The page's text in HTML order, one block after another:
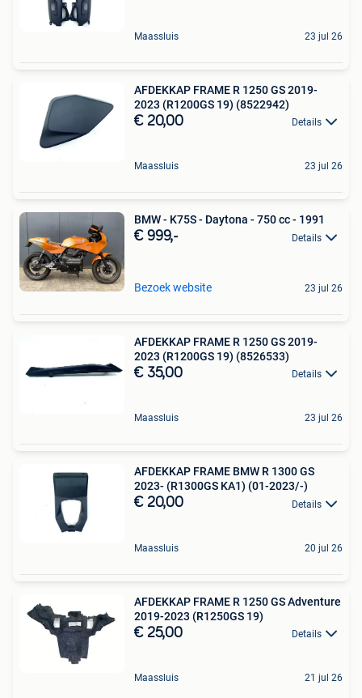
Maassluis 23 jul 26
AFDEKKAP FRAME R 1250 GS 2019-
2023 (R1200GS 19) (8522942)
€ 20,00 Details
Maassluis 23 jul 26
BMW - K75S - Daytona - 750 cc - 1991
€ 999,- Details
Bezoek website 23 jul 26
AFDEKKAP FRAME R 1250 GS 2019-
2023 (R1200GS 19) (8526533)
€ 35,00 Details
Maassluis 23 jul 26
AFDEKKAP FRAME BMW R 1300 GS
2023- (R1300GS KA1) (01-2023/-)
€ 20,00 Details
Maassluis 20 jul 26
AFDEKKAP FRAME R 1250 GS Adventure
2019-2023 (R1250GS 19)
€ 25,00 Details
Maassluis 21 jul 26